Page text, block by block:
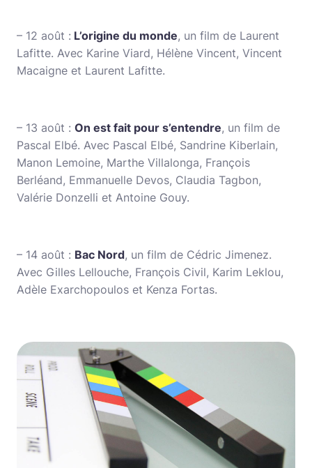
– 12 août : L’origine du monde, un film de Laurent
Lafitte. Avec Karine Viard, Hélène Vincent, Vincent
Macaigne et Laurent Lafitte.
– 13 août : On est fait pour s’entendre, un film de
Pascal Elbé. Avec Pascal Elbé, Sandrine Kiberlain,
Manon Lemoine, Marthe Villalonga, François
Berléand, Emmanuelle Devos, Claudia Tagbon,
Valérie Donzelli et Antoine Gouy.
– 14 août : Bac Nord, un film de Cédric Jimenez.
Avec Gilles Lellouche, François Civil, Karim Leklou,
Adèle Exarchopoulos et Kenza Fortas.